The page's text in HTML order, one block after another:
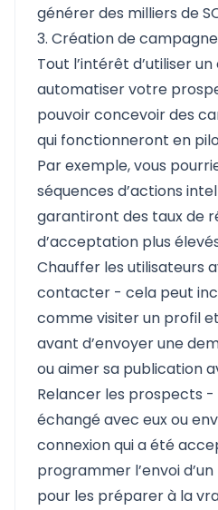
générer des milliers de
3. Création de
Tout l’intérêt d’utiliser
automatiser votre
pouvoir concevoir des
qui fonctionneront en
Par exemple, vous
séquences d’actions
garantiront des taux de
d’acceptation plus
Chauffer les utilisateurs
contacter - cela peut
comme visiter un profil
avant d’envoyer une
ou aimer sa publication
Relancer les prospects -
échangé avec eux ou
connexion qui a été
programmer l’envoi
pour les préparer à la